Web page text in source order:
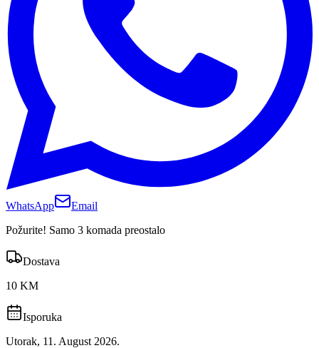
WhatsApp
Email
Požurite! Samo 3 komada preostalo
Dostava
10 KM
Isporuka
Utorak, 11. August 2026.